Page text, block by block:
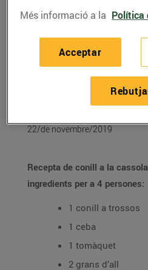
RECEPTES
Recepta de
cassola amb
22/de novembre/2019
Recepta de conill a la
ingredients per a 4 persones:
1 conill a trossos
1 ceba
1 tomàquet
2 grans d’all
Més informació a la Política
Acceptar